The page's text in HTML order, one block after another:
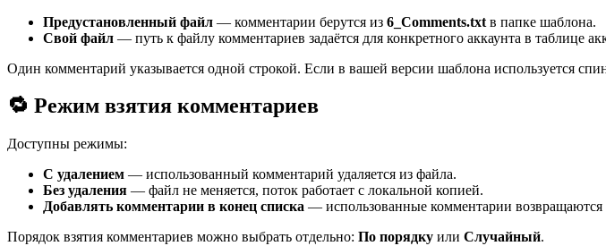
Предустановленный файл — комментарии берутся из 6_Comments.txt в папке шаблона.
Свой файл — путь к файлу комментариев задаётся для конкретного аккаунта в таблице
Один комментарий указывается одной строкой. Если в вашей версии шаблона используется
🔁 Режим взятия комментариев
Доступны режимы:
С удалением — использованный комментарий удаляется из файла.
Без удаления — файл не меняется, поток работает с локальной копией.
Добавлять комментарии в конец списка — использованные комментарии возвращаются
Порядок взятия комментариев можно выбрать отдельно: По порядку или Случайный.